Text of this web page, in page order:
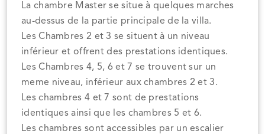
La chambre Master se situe à quelques marches
au-dessus de la partie principale de la villa.
Les Chambres 2 et 3 se situent à un niveau
inférieur et offrent des prestations identiques.
Les Chambres 4, 5, 6 et 7 se trouvent sur un
meme niveau, inférieur aux chambres 2 et 3.
Les chambres 4 et 7 sont de prestations
identiques ainsi que les chambres 5 et 6.
Les chambres sont accessibles par un escalier